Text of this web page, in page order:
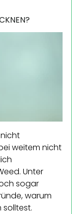
weitem nicht
Unter
sogar
warum